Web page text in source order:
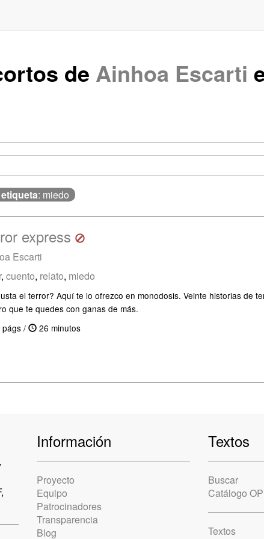
de Ainhoa Escarti
etiqueta: miedo
express
Escarti
, cuento, relato, miedo
el terror? Aquí te lo ofrezco en monodosis. Veinte historias de
que te quedes con ganas de más.
págs /
26 minutos
Información
Proyecto
Equipo
Patrocinadores
Transparencia
Blog
Textos
Buscar
Catálogo
Textos